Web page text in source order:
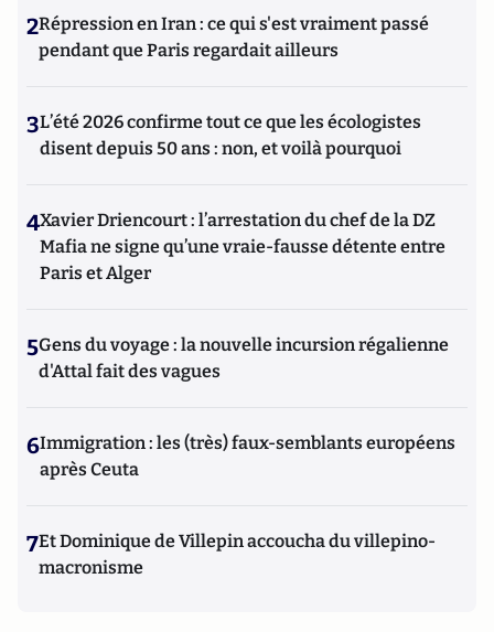
2Répression en Iran : ce qui s'est vraiment passé
pendant que Paris regardait ailleurs
3L’été 2026 confirme tout ce que les écologistes
disent depuis 50 ans : non, et voilà pourquoi
4Xavier Driencourt : l’arrestation du chef de la DZ
Mafia ne signe qu’une vraie-fausse détente entre
Paris et Alger
5Gens du voyage : la nouvelle incursion régalienne
d'Attal fait des vagues
6Immigration : les (très) faux-semblants européens
après Ceuta
7Et Dominique de Villepin accoucha du villepino-
macronisme